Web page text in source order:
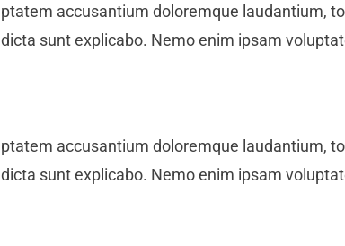
accusantium doloremque laudantium,
sunt explicabo. Nemo enim ipsam
accusantium doloremque laudantium,
sunt explicabo. Nemo enim ipsam